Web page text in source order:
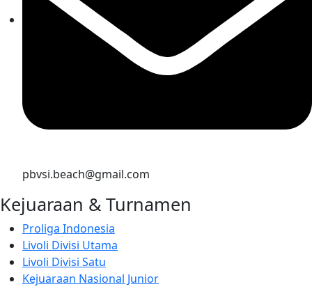
pbvsi.beach@gmail.com
Kejuaraan & Turnamen
Proliga Indonesia
Livoli Divisi Utama
Livoli Divisi Satu
Kejuaraan Nasional Junior